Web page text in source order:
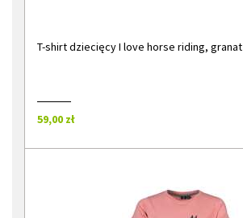
T-shirt dziecięcy I love horse riding, granat
59,00 zł